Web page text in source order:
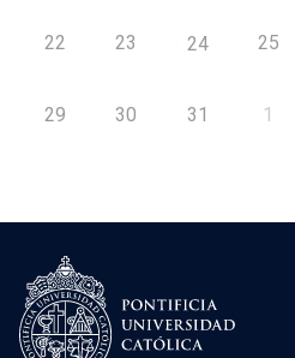
22 23 24 25
29 30 31 1